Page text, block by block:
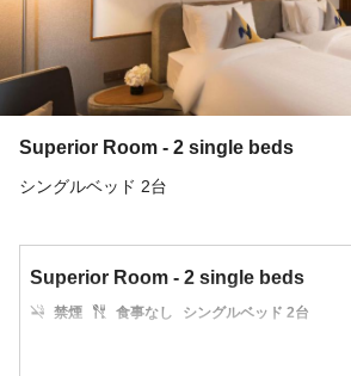
Superior Room - 2 single beds
シングルベッド 2台
Superior Room - 2 single beds
禁煙 食事なし
シングルベッド 2台